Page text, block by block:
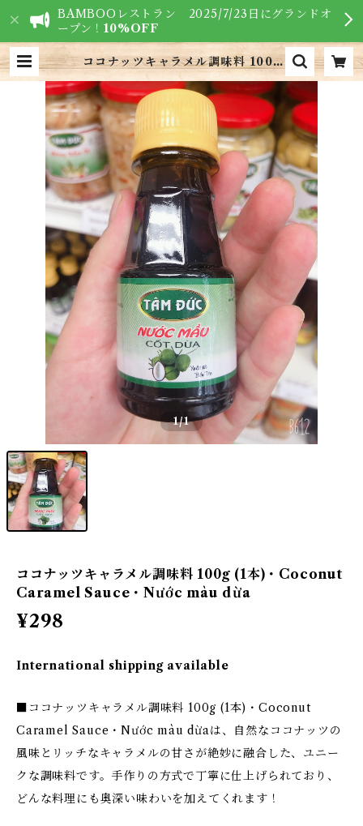
BAMBOOレストラン 2025/7/23日にグランドオ
ープン！10%OFF
ココナッツキャラメル調味料 100g
(1本)・Coconut Caramel Sauc
e・Nước màu dừa | VIETNAM
FOODS - ベトナム食材専門店
1/1
ココナッツキャラメル調味料 100g (1本)・Coconut
Caramel Sauce・Nước màu dừa
¥298
International shipping available
■ココナッツキャラメル調味料 100g (1本)・Coconut
Caramel Sauce・Nước màu dừaは、自然なココナッツの
風味とリッチなキャラメルの甘さが絶妙に融合した、ユニー
クな調味料です。手作りの方式で丁寧に仕上げられており、
どんな料理にも奥深い味わいを加えてくれます！